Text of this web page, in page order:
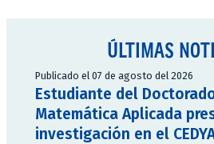
ÚLTIMAS
Publicado el 07 de agosto del 2026
Estudiante del
Matemática Aplicada
investigación en el